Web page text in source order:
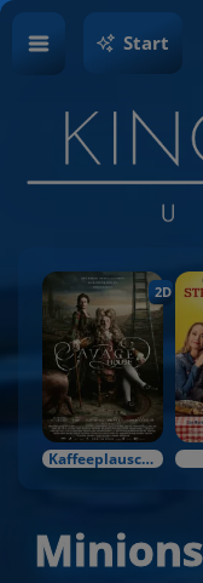
Start
2D
Kaffeeplausch & Kinozauber